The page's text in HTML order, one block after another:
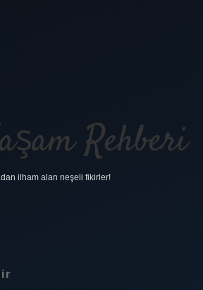
Rehberi
ilham alan neşeli fikirler!